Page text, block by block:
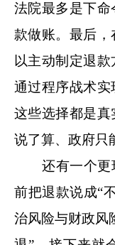
法院最多是下
款做账。最后
以主动制定退款
通过程序战术实
这些选择都是
说了算、政府只
还有一个更现
前把退款说成“
治风险与财政风